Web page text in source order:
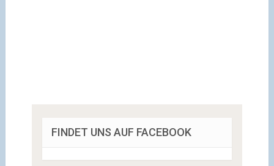
FINDET UNS AUF FACEBOOK